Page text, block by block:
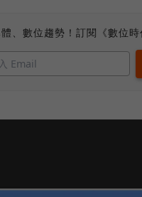
、數位趨勢！訂閱《數位